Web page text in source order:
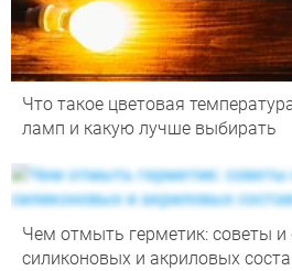
Что такое цветовая
ламп и какую лучше выбирать
Чем отмыть герметик: советы и
силиконовых и акриловых